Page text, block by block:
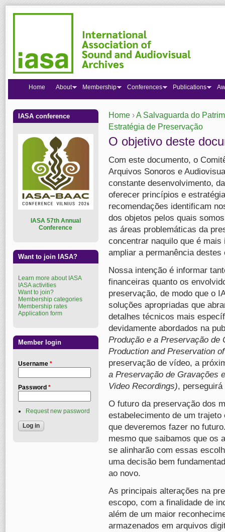
You are here
Home ›A Salvaguarda do
Estratégia de Preservação
O objetivo deste
Com este documento, o
Arquivos Sonoros e
constante desenvolvimento,
oferecer princípios e
recomendações identificam
dos objetos pelos quais
as áreas problemáticas da
concentrar naquilo que é
ampliar a permanência
Nossa intenção é informar
financeiras quanto os
preservação, de modo que o
soluções apropriadas que
detalhes técnicos mais
devidamente abordados na
Produção e a Preservação de
Production and Preservation
preservação de vídeo, a
a Preservação de Gravações
Video Recordings),
O futuro da preservação dos
estabelecimento de um
que deveremos fazer no
mesmo que saibamos que os
se alinharão com essas
uma decisão bem
ao novo.
As principais alterações na
escopo, com a finalidade de
além de um maior
armazenados em arquivos
Home About Membership Conferences Publications
IASA conference
ASA 57th Annual
Conference
Want to join IASA?
Learn more about IASA
IASA activities
Want to join?
Membership categories
Membership rates
Application form
Member login
Username *
Password *
Request new password